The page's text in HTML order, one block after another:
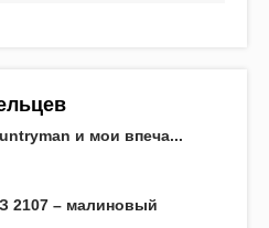
и мои впеча...
2107 – малиновый